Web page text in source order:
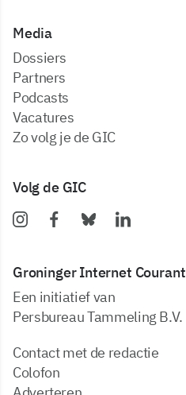
Media
dossiers
partners
podcasts
vacatures
zo volg je de GIC
Volg de GIC
Groninger Internet Courant
Een initiatief van
Persbureau Tammeling B.V.
Contact met de redactie
Colofon